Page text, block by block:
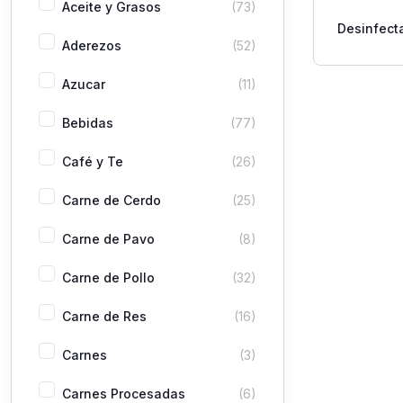
Aceite y Grasos (73)
Aderezos (52)
Azucar (11)
Bebidas (77)
Café y Te (26)
Carne de Cerdo (25)
Carne de Pavo (8)
Carne de Pollo (32)
Carne de Res (16)
Carnes (3)
Carnes Procesadas (6)